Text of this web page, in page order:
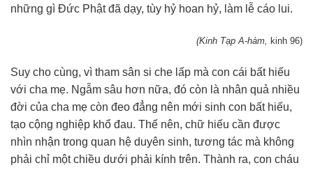
những gì Đức Phật đã dạy, tùy hỷ hoan hỷ, làm lễ cáo lui.
(Kinh Tạp A-hàm, kinh 96)
Suy cho cùng, vì tham sân si che lấp mà con cái bất hiếu
với cha mẹ. Ngẫm sâu hơn nữa, đó còn là nhân quả nhiều
đời của cha mẹ còn đeo đẳng nên mới sinh con bất hiếu,
tạo cộng nghiệp khổ đau. Thế nên, chữ hiếu cần được
nhìn nhận trong quan hệ duyên sinh, tương tác mà không
phải chỉ một chiều dưới phải kính trên. Thành ra, con cháu